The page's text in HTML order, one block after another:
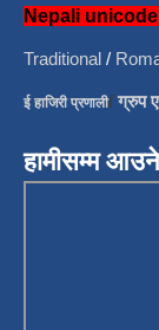
Nepali
Traditional /
ई हाजिरी प्रणाली/ग्रुप
हामीसम्म